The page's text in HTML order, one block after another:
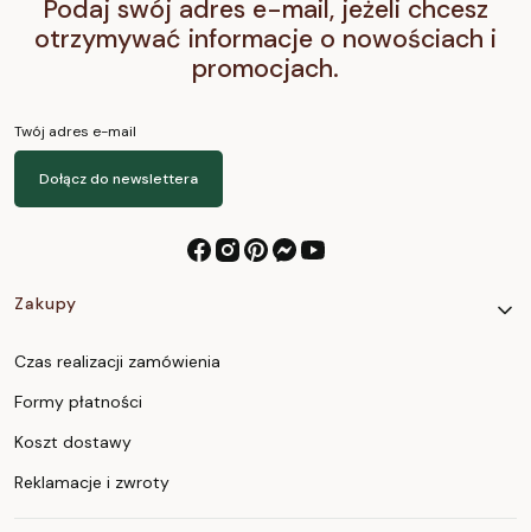
Podaj swój adres e-mail, jeżeli chcesz
otrzymywać informacje o nowościach i
promocjach.
Twój adres e-mail
Dołącz do newslettera
Linki w stopce
Zakupy
Czas realizacji zamówienia
Formy płatności
Koszt dostawy
Reklamacje i zwroty